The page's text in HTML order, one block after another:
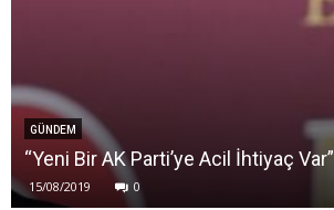
GÜNDEM
“Yeni Bir AK Parti’ye Acil İhtiyaç Var”
15/08/2019 0